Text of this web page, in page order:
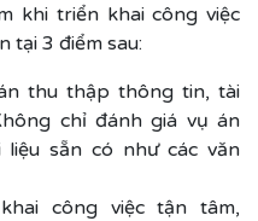
khi triển khai công việc
tại 3 điểm sau:
thu thập thông tin, tài
chỉ đánh giá vụ án
sẵn có như các văn
công việc tận tâm,